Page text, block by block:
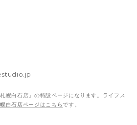
幌白石店」の特設ページになります。ライフス
白石店ページはこちらです。